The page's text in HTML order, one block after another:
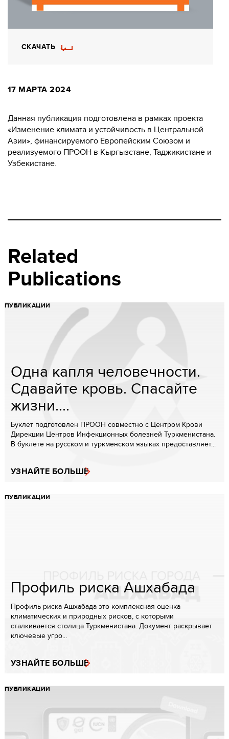
СКАЧАТЬ
17 МАРТА 2024
Данная публикация подготовлена в рамках проекта
«Изменение климата и устойчивость в Центральной
Азии», финансируемого Европейским Союзом и
реализуемого ПРООН в Кыргызстане, Таджикистане и
Узбекистане.
Related
Publications
ПУБЛИКАЦИИ
Одна капля человечности.
Сдавайте кровь. Спасайте
жизни....
Буклет подготовлен ПРООН совместно с Центром Крови
Дирекции Центров Инфекционных болезней Туркменистана.
В буклете на русском и туркменском языках предоставляет...
УЗНАЙТЕ БОЛЬШЕ
ПУБЛИКАЦИИ
Профиль риска Ашхабада
Профиль риска Ашхабада это комплексная оценка
климатических и природных рисков, с которыми
сталкивается столица Туркменистана. Документ раскрывает
ключевые угро...
УЗНАЙТЕ БОЛЬШЕ
ПУБЛИКАЦИИ